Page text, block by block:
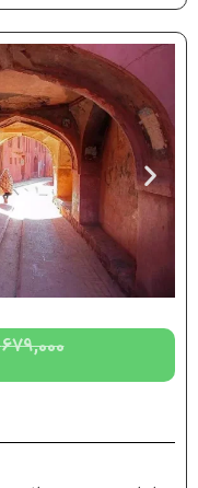
679,000